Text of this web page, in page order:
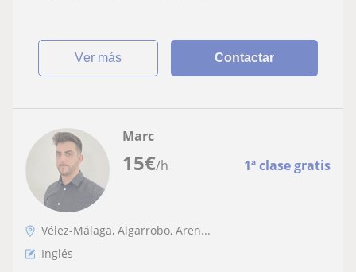
ver más Contactar
15€/h 1ª clase gratis
Marc
Vélez-Málaga, Algarrobo, Aren...
Inglés